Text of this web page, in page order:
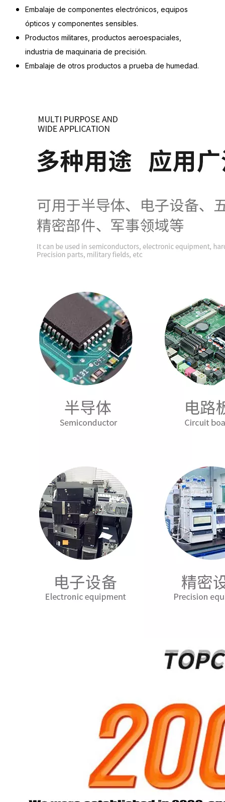
Embalaje de componentes electrónicos, equipos
ópticos y componentes sensibles.
Productos militares, productos aeroespaciales,
industria de maquinaria de precisión.
Embalaje de otros productos a prueba de humedad.